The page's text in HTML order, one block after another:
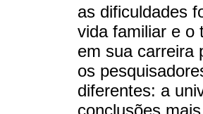
as dificuldades
vida familiar e o
em sua carreira
os
diferentes: a
conclusões